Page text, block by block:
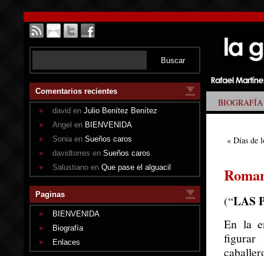
Comentarios recientes
david en Julio Benítez Benítez
Angel en BIENVENIDA
Sonia en Sueños caros
davidtorres en Sueños caros
Salustiano en Que pase el alguacil
Paginas
BIENVENIDA
Biografía
Enlaces
BIOGRAFÍA
« Días de
(“LAS
En la
figurar